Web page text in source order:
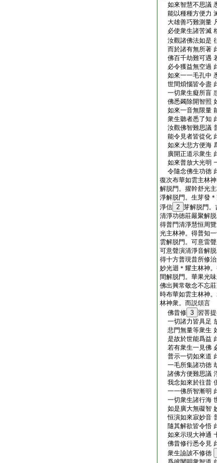
如來智慧不思議
能以種種方便力
大雄善巧難測量
必使衆生諸苦滅
汝觀諸佛法如是
而於諸有無所著
佛百千劫難可遇
必令獲益無空過
如來一一毛孔中
世間煩惱皆令盡
一切衆生癡所盲
佛悉蠲除開智照
如來一音無限量
衆生聽者悉了知
汝觀佛智難思議
能令見者皆從化
如來大悲方便海
廣開正道示衆生
如來普放大光明
令隨念佛生功徳
復次布華如雲主林
解脱門。擢幹舒光
淨解脱門。生芽發
淨信 2 芽解脱門。
清淨功徳莊嚴聚解
得普門清淨慧恒周
光主林神。得普知
雲解脱門。可意雷
可意聲演清淨音解
得十方普現昔所修
妙光迴＊耀主林神
間解脱門。華果光
佛出興常敬念不忘
時布華如雲主林神
林神衆。而説頌言
佛昔修 3 習菩
一切諸力皆具足
悲門無量等衆生
是故於世能爲益
若有衆生一見佛
普示一切如來道
一毛所集諸功徳
諸佛方便難思議
我念如來於往昔
一一佛所智漸明
一切衆生諸行海
如是廣大無礙智
恒演如來寂妙音
隨其解欲皆令悟
如來示現大神通
佛昔修行悉令見
衆生譣詖不修徳